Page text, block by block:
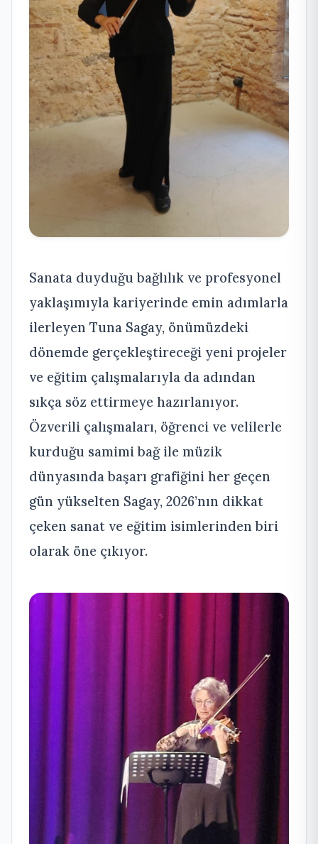
Sanata duyduğu bağlılık ve profesyonel
yaklaşımıyla kariyerinde emin adımlarla
ilerleyen Tuna Sagay, önümüzdeki
dönemde gerçekleştireceği yeni projeler
ve eğitim çalışmalarıyla da adından
sıkça söz ettirmeye hazırlanıyor.
Özverili çalışmaları, öğrenci ve velilerle
kurduğu samimi bağ ile müzik
dünyasında başarı grafiğini her geçen
gün yükselten Sagay, 2026’nın dikkat
çeken sanat ve eğitim isimlerinden biri
olarak öne çıkıyor.